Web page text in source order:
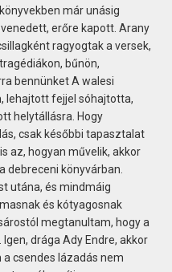
már unásig
erőre kapott. Arany
ragyogtak a versek,
bűnön,
bennünket A walesi
lehajtott fejjel sóhajtotta,
helytállásra. Hogy
csak későbbi tapasztalat
az, hogyan művelik, akkor
debreceni könyvárban.
utána, és mindmáig
és kótyagosnak
megtanultam, hogy a
drága Ady Endre, akkor
csendes lázadás nem